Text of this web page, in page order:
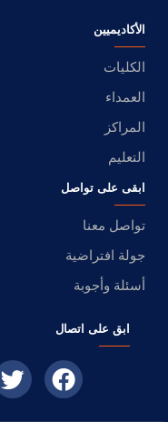
الأكاديميين
الكليات
العمداء
المراكز
التعليم
ابقى على تواصل
تواصل معنا
جولة افتراضية
أسئلة وأجوبة
ابق على اتصال